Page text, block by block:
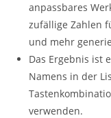
anpassbares
zufällige Zahlen
und mehr
Das Ergebnis ist
Namens in der
verwenden.